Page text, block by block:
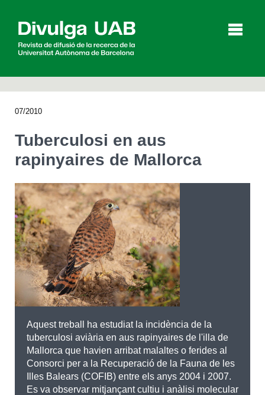
English Español
CERCAR
07/2010
Tuberculosi en aus
rapinyaires de Mallorca
Aquest treball ha estudiat la incidència de la
tuberculosi aviària en aus rapinyaires de l'illa de
Mallorca que havien arribat malaltes o ferides al
Consorci per a la Recuperació de la Fauna de les
Illes Balears (COFIB) entre els anys 2004 i 2007.
Es va observar mitjançant cultiu i anàlisi molecular